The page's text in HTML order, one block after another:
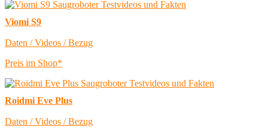
Viomi S9
Daten / Videos / Bezug
Preis im Shop*
Roidmi Eve Plus
Daten / Videos / Bezug